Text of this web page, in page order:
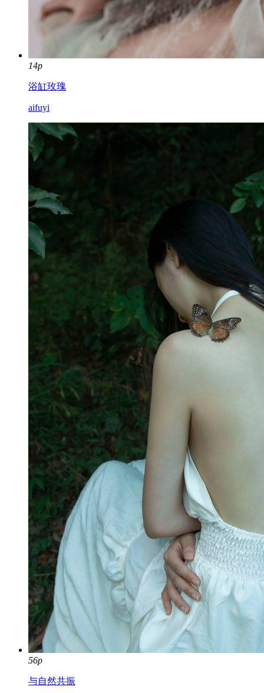
14p
浴缸玫瑰
aifuyi
56p
与自然共振